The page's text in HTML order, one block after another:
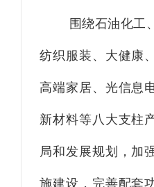
围绕石油化工
纺织服装、大健康
高端家居、光信息
新材料等八大支柱
局和发展规划，加
施建设，完善配套